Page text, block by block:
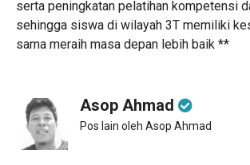
serta peningkatan pelatihan kompetensi
sehingga siswa di wilayah 3T memiliki
sama meraih masa depan lebih baik **
Asop Ahmad
Pos lain oleh Asop Ahmad